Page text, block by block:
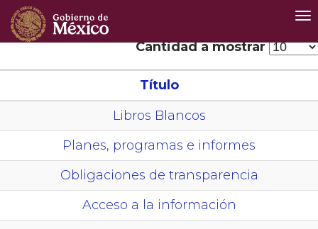
Cantidad a mostrar
Título
Libros Blancos
Planes, programas e informes
Obligaciones de transparencia
Acceso a la información